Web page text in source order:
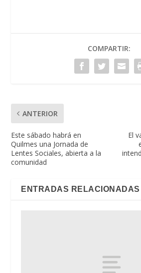
COMPARTIR:
ANTERIOR
Este sábado habrá en
Quilmes una Jornada de
Lentes Sociales, abierta a la
comunidad
El
ENTRADAS RELACIONADAS